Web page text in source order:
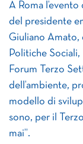
A Roma
del presidente
Giuliano Amato,
Politiche Sociali,
Forum Terzo
dell’ambiente,
modello di
sono, per il
mai”.